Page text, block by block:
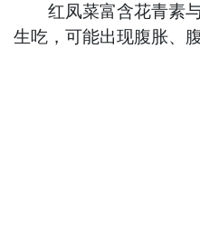
红凤菜富含花青素与
生吃，可能出现腹胀、